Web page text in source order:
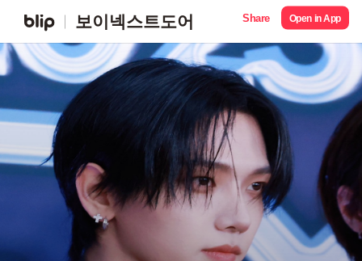
보이넥스트도어 Share Open in App